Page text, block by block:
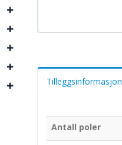
Tilleggsinformasjon
Antall poler